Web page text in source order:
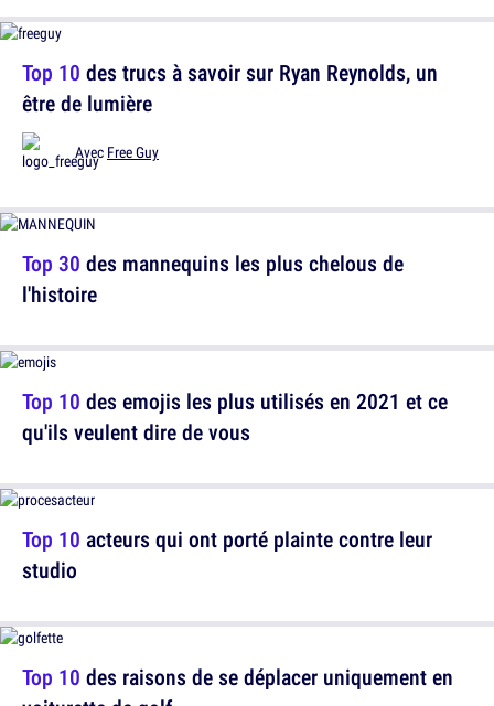
Top 10 des trucs à savoir sur Ryan Reynolds, un
être de lumière
Avec Free Guy
Top 10 des emojis les plus utilisés en 2021 et ce
qu'ils veulent dire de vous
Top 10 des raisons de se déplacer uniquement en
Top 30 des mannequins les plus chelous de
l'histoire
Top 10 acteurs qui ont porté plainte contre leur
studio